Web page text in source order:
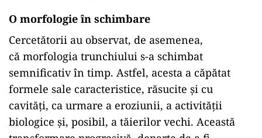
O morfologie în schimbare
Cercetătorii au observat, de asemenea,
că morfologia trunchiului s-a schimbat
semnificativ în timp. Astfel, acesta a căpătat
formele sale caracteristice, răsucite și cu
cavități, ca urmare a eroziunii, a activității
biologice și, posibil, a tăierilor vechi. Această